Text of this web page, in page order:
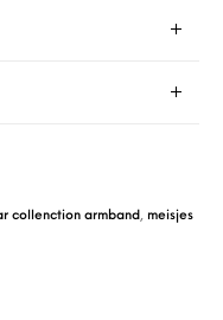
collenction armband, meisjes